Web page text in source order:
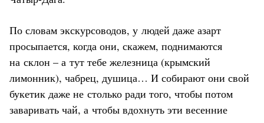
По словам экскурсоводов, у людей даже азарт
просыпается, когда они, скажем, поднимаются
на склон – а тут тебе железница (крымский
лимонник), чабрец, душица… И собирают они свой
букетик даже не столько ради того, чтобы потом
заваривать чай, а чтобы вдохнуть эти весенние